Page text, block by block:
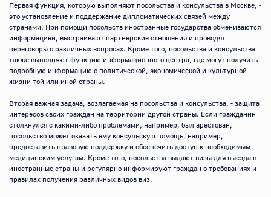
Первая функция, которую выполняют посольства и консульства в Москве, -
это установление и поддержание дипломатических связей между
странами. При помощи посольств иностранные государства обмениваются
информацией, выстраивают партнерские отношения и проводят
переговоры о различных вопросах. Кроме того, посольства и консульства
также выполняют функцию информационного центра, где могут получить
подробную информацию о политической, экономической и культурной
жизни той или иной страны.
Вторая важная задача, возлагаемая на посольства и консульства, - защита
интересов своих граждан на территории другой страны. Если гражданин
столкнулся с какими-либо проблемами, например, был арестован,
посольство может оказать ему консульскую помощь, например,
предоставить правовую поддержку и обеспечить доступ к необходимым
медицинским услугам. Кроме того, посольства выдают визы для выезда в
иностранные страны и регулярно информируют граждан о требованиях и
правилах получения различных видов виз.